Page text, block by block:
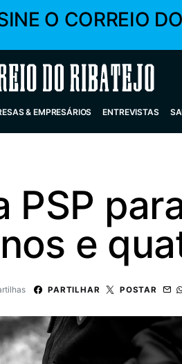
O CORREIO
do Ribatejo
& EMPRESÁRIOS ENTREVISTAS
PSP
e
PARTILHAR POSTAR